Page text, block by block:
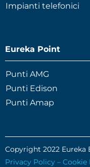
Impianti telefonici
Eureka Point
Punti AMG
Punti Edison
Punti Amap
Copyright 2022 Eureka
Privacy Policy – Cookie